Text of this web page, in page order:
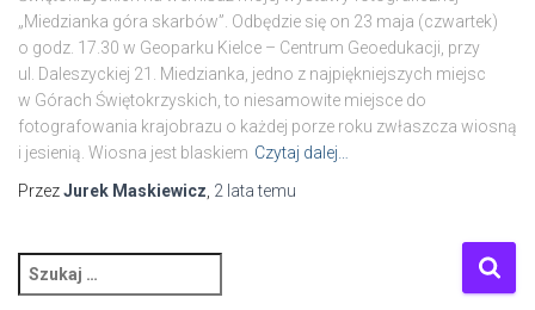
„Miedzianka góra skarbów”. Odbędzie się on 23 maja (czwartek)
o godz. 17.30 w Geoparku Kielce – Centrum Geoedukacji, przy
ul. Daleszyckiej 21. Miedzianka, jedno z najpiękniejszych miejsc
w Górach Świętokrzyskich, to niesamowite miejsce do
fotografowania krajobrazu o każdej porze roku zwłaszcza wiosną
i jesienią. Wiosna jest blaskiem Czytaj dalej…
PrzezJurek Maskiewicz, 2 latatemu
z